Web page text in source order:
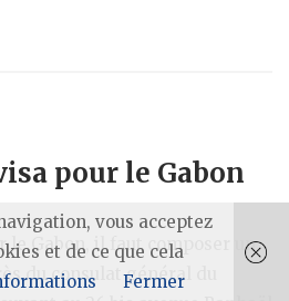
pour le Gabon
le Gabon, il faut composer un
du consulat général du
vous acceptez
et de ce que cela
Fermer